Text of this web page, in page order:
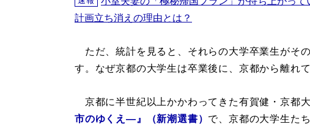
計画立ち消えの理由とは？
ただ、統計を見ると、それらの大学卒業生がそ
す。なぜ京都の大学生は卒業後に、京都から離れ
京都に半世紀以上かかわってきた有賀健・京都
市のゆくえ―』（新潮選書） で、京都の大学生た